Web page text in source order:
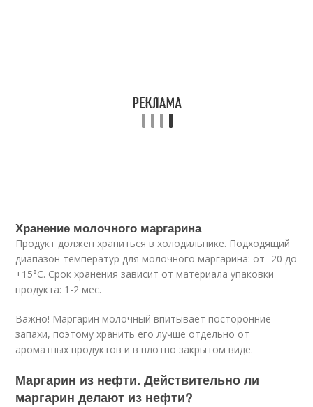
Хранение молочного маргарина
Продукт должен храниться в холодильнике. Подходящий
диапазон температур для молочного маргарина: от -20 до
+15°C. Срок хранения зависит от материала упаковки
продукта: 1-2 мес.
Важно! Маргарин молочный впитывает посторонние
запахи, поэтому хранить его лучше отдельно от
ароматных продуктов и в плотно закрытом виде.
Маргарин из нефти. Действительно ли
маргарин делают из нефти?